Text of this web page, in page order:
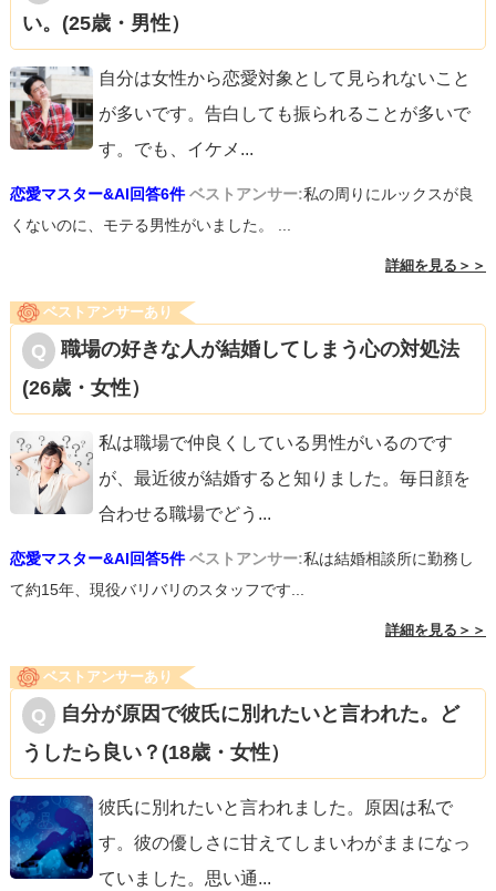
い。(25歳・男性）
自分は女性から恋愛対象として見られないこと
が多いです。告白しても振られることが多いで
す。でも、イケメ ...
恋愛マスター&AI回答6件 ベストアンサー:私の周りにルックスが良
くないのに、モテる男性がいました。 ...
詳細を見る＞＞
ベストアンサーあり
職場の好きな人が結婚してしまう心の対処法
(26歳・女性）
私は職場で仲良くしている男性がいるのです
が、最近彼が結婚すると知りました。毎日顔を
合わせる職場でどう ...
恋愛マスター&AI回答5件 ベストアンサー:私は結婚相談所に勤務し
て約15年、現役バリバリのスタッフです...
詳細を見る＞＞
ベストアンサーあり
自分が原因で彼氏に別れたいと言われた。ど
うしたら良い？(18歳・女性）
彼氏に別れたいと言われました。原因は私で
す。彼の優しさに甘えてしまいわがままになっ
ていました。思い通...